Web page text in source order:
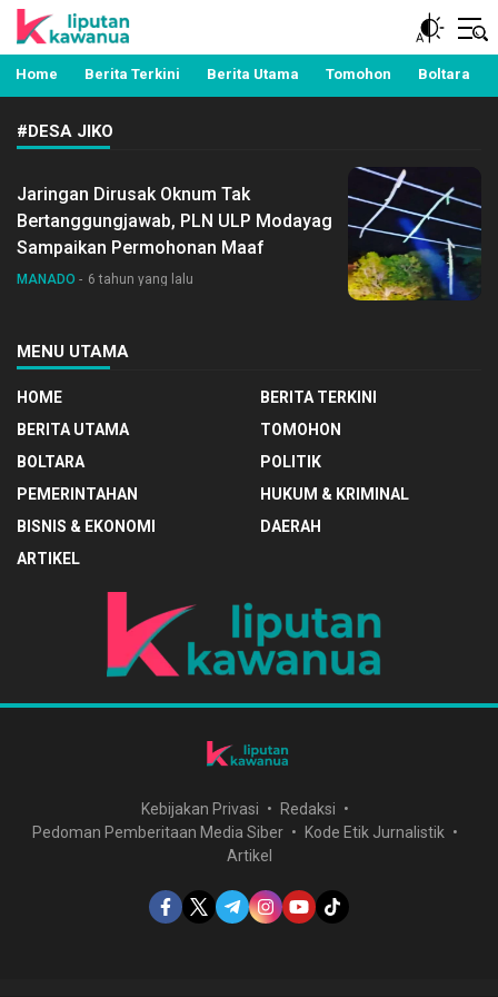
Liputan Kawanua
Berita Manado, Sulawesi Utara, Kawanua, Politik,
Pemerintahan, Hukum Kriminal dan Nasional
Home Berita Terkini Berita Utama Tomohon Boltara
#DESA JIKO
Jaringan Dirusak Oknum Tak
Bertanggungjawab, PLN ULP Modayag
Sampaikan Permohonan Maaf
MANADO 6 tahun yang lalu
MENU UTAMA
HOME
BERITA TERKINI
BERITA UTAMA
TOMOHON
BOLTARA
POLITIK
PEMERINTAHAN
HUKUM & KRIMINAL
BISNIS & EKONOMI
DAERAH
ARTIKEL
Kebijakan Privasi
Redaksi
Pedoman Pemberitaan Media Siber
Kode Etik Jurnalistik
Artikel